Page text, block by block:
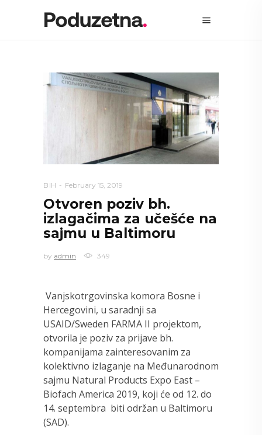
BIH February 15, 2019
Otvoren poziv bh.
izlagačima za učešće na
sajmu u Baltimoru
by admin 349
Vanjskotrgovinska komora Bosne i
Hercegovini, u saradnji sa
USAID/Sweden FARMA II projektom,
otvorila je poziv za prijave bh.
kompanijama zainteresovanim za
kolektivno izlaganje na Međunarodnom
sajmu Natural Products Expo East –
Biofach America 2019, koji će od 12. do
14. septembra biti održan u Baltimoru
(SAD).